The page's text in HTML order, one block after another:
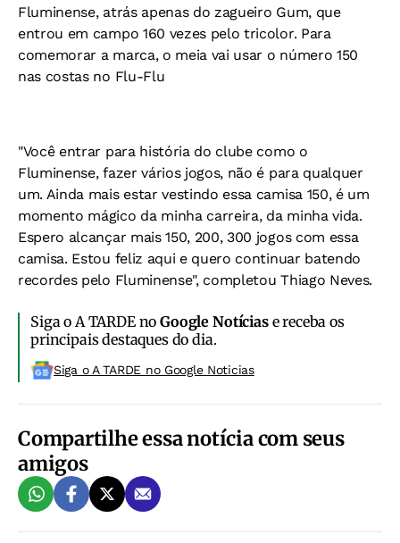
Fluminense, atrás apenas do zagueiro Gum, que
entrou em campo 160 vezes pelo tricolor. Para
comemorar a marca, o meia vai usar o número 150
nas costas no Flu-Flu
"Você entrar para história do clube como o
Fluminense, fazer vários jogos, não é para qualquer
um. Ainda mais estar vestindo essa camisa 150, é um
momento mágico da minha carreira, da minha vida.
Espero alcançar mais 150, 200, 300 jogos com essa
camisa. Estou feliz aqui e quero continuar batendo
recordes pelo Fluminense", completou Thiago Neves.
Siga o A TARDE noGoogle Notíciase receba os
principais destaques do dia.
Siga o A TARDE no Google Noticias
Compartilhe essa notícia com seus
amigos